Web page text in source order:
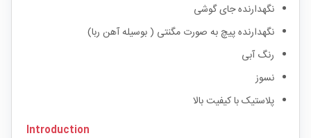
نگهدارنده جای گوشی
نگهدارنده پیچ به صورت مگنتی ( بوسیله آهن ربا)
رنگ آبی
نسوز
پلاستیک با کیفیت بالا
Introduction